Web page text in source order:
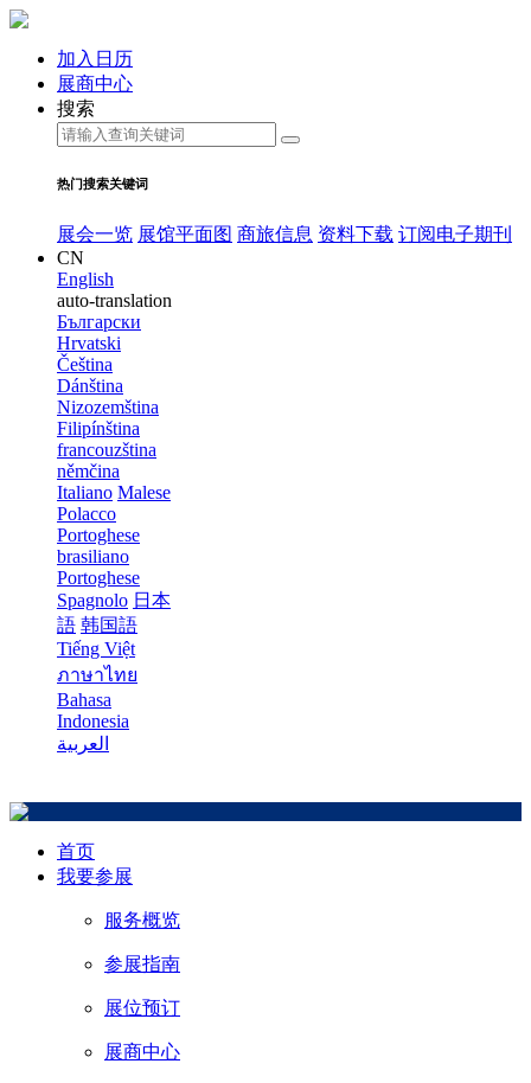
加入日历
展商中心
搜索
热门搜索关键词
展会一览 展馆平面图 商旅信息 资料下载 订阅电子期刊
CN
English
auto-translation
Български
Hrvatski
Čeština
Dánština
Nizozemština
Filipínština
francouzština
němčina
Italiano Malese
Polacco
Portoghese
brasiliano
Portoghese
Spagnolo 日本
語 韩国語
Tiếng Việt
ภาษาไทย
Bahasa
Indonesia
العربية
首页
我要参展
服务概览
参展指南
展位预订
展商中心